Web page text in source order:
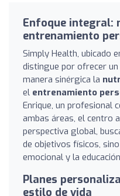
Enfoque integral:
entrenamiento
Simply Health, ubicado
distingue por ofrecer un
manera sinérgica la
el entrenamiento
Enrique, un profesional
ambas áreas, el centro
perspectiva global,
de objetivos físicos,
emocional y la
Planes
estilo de vida